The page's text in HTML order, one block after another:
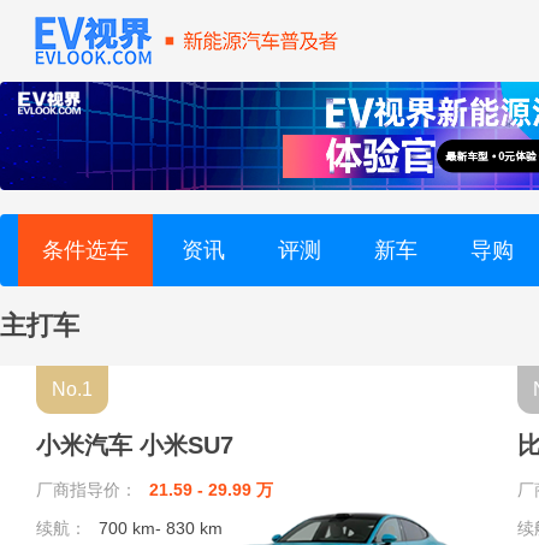
条件选车 资讯 评测 新车 导购
主打车
No.1
小米汽车 小米SU7
厂商指导价：
21.59 - 29.99 万
续航：
700 km- 830 km
厂
续
Polestar极星 (4)
Jeep (3)
ARCFOX极狐 (10)
克莱斯勒 (1)
凯迪拉克 (2)
L